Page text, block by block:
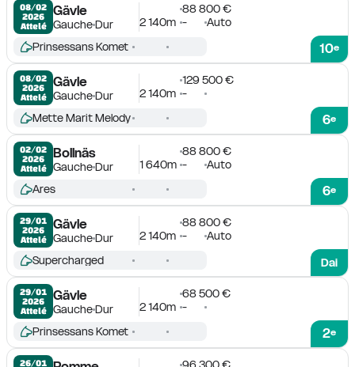
08/02
2026
Attelé
Gävle
GaucheDur
88 800 €
2 140m - Auto
10e
Prinsessans Komet
08/02
2026
Attelé
Gävle
GaucheDur
129 500 €
2 140m -
6e
Mette Marit Melody
02/02
2026
Attelé
Bollnäs
GaucheDur
88 800 €
1 640m - Auto
6e
Ares
29/01
2026
Attelé
Gävle
GaucheDur
88 800 €
2 140m -
Auto
Dai
Supercharged
29/01
2026
Attelé
Gävle
GaucheDur
68 500 €
2 140m -
2e
Prinsessans Komet
26/01